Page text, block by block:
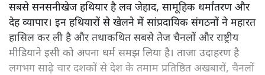
सबसे सनसनीखेज हथियार है लव जेहाद, सामूहिक धर्मांतरण और
देह व्यापार। इन हथियारों से खेलने में सांप्रदायिक संगठनों ने महारत
हासिल कर ली है और तथाकथित सबसे तेज चैनलों और राष्ट्रीय
मीडियाने इसी को अपना धर्म समझ लिया है। ताजा उदाहरण है
लगभग साढ़े चार दशकों से देश के तमाम प्रतिष्ठित अखबारों, चैनलों